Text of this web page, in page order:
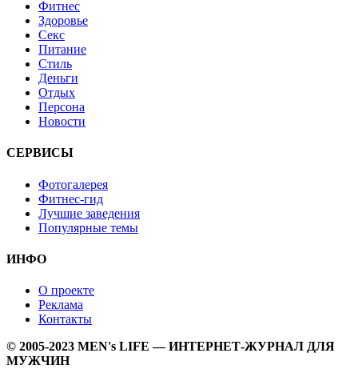
Фитнес
Здоровье
Секс
Питание
Стиль
Деньги
Отдых
Персона
Новости
СЕРВИСЫ
Фотогалерея
Фитнес-гид
Лучшие заведения
Популярные темы
ИНФО
О проекте
Реклама
Контакты
© 2005-2023 MEN's LIFE — ИНТЕРНЕТ-ЖУРНАЛ ДЛЯ
МУЖЧИН